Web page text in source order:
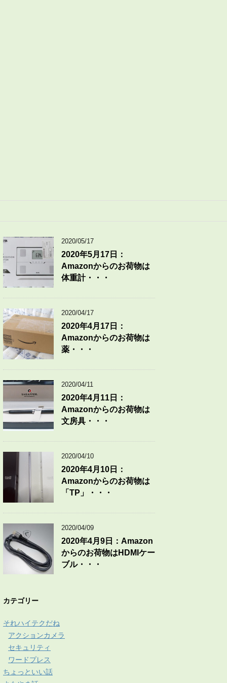
2020/05/17
2020年5月17日：
Amazonからのお荷物は
体重計・・・
2020/04/17
2020年4月17日：
Amazonからのお荷物は
薬・・・
2020/04/11
2020年4月11日：
Amazonからのお荷物は
文房具・・・
2020/04/10
2020年4月10日：
Amazonからのお荷物は
「TP」・・・
2020/04/09
2020年4月9日：Amazon
からのお荷物はHDMIケー
ブル・・・
カテゴリー
それハイテクだね
アクションカメラ
セキュリティ
ワードプレス
ちょっといい話